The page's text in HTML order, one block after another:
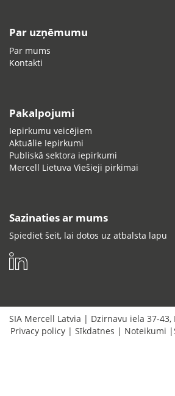
Par uzņēmumu
Par mums
Kontakti
Pakalpojumi
Iepirkumu veicējiem
Aktuālie Iepirkumi
Publiskā sektora iepirkumi
Mercell Lietuva Viešieji pirkimai
Sazinaties ar mums
Spiediet šeit, lai dotos uz atbalsta lapu
SIA Mercell Latvia | Dzirnavu iela 37-43,
Privacy policy | Sīkdatnes | Noteikumi |